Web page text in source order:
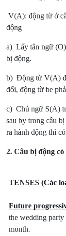
V(A): động từ ở
động
a) Lấy tân ngữ
bị động.
b) Động từ V(A)
đổi, động từ be
c) Chủ ngữ S(A)
sau by trong câu
ra hành động thì
2. Câu bị động
TENSES(Các
Future
the wedding
month.